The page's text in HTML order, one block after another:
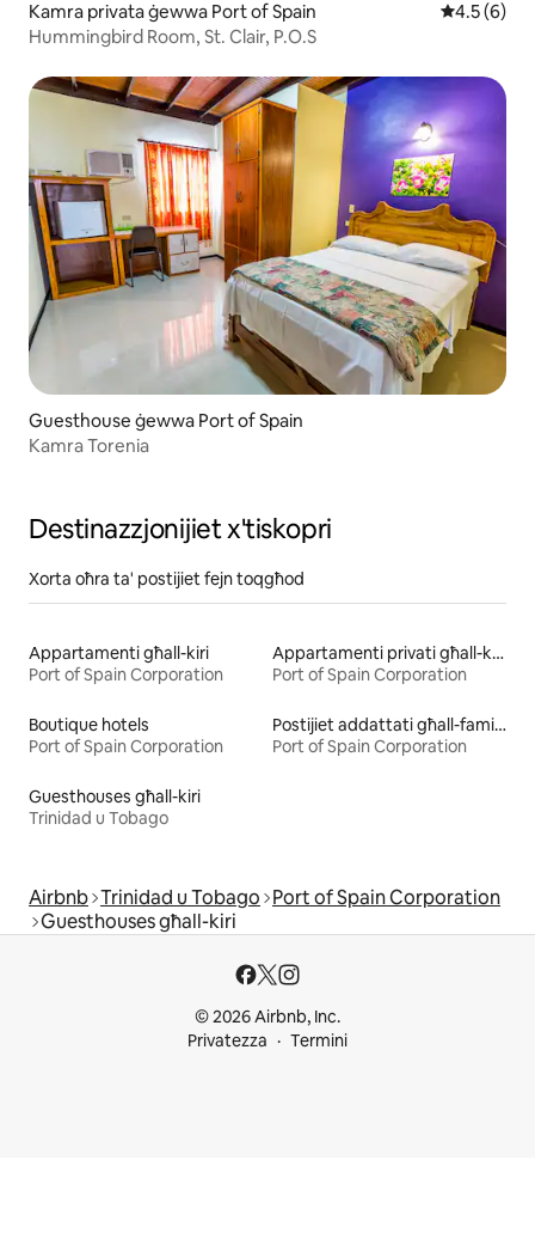
Kamra privata ġewwa Port of Spain Rating
4.5 (6)
Hummingbird Room, St. Clair, P.O.S
Guesthouse ġewwa Port of Spain
Kamra Torenia
Destinazzjonijiet x'tiskopri
Xorta oħra ta' postijiet fejn toqgħod
Appartamenti għall-kiri
Port of Spain Corporation
Appartamenti privati għall-kiri
Port of Spain Corporation
Boutique hotels
Port of Spain Corporation
Postijiet addattati għall-familja għall-kiri
Port of Spain Corporation
Guesthouses għall-kiri
Trinidad u Tobago
Airbnb Trinidad u Tobago Port of Spain Corporation
Guesthouses għall-kiri
© 2026 Airbnb, Inc.
Privatezza
Termini